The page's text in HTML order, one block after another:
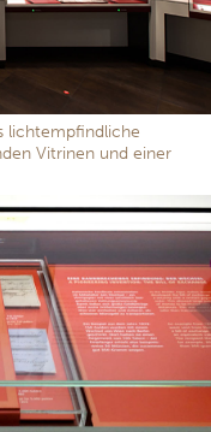
lichtempfindliche
Vitrinen und einer